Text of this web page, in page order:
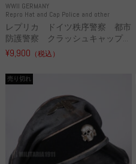
WWII GERMANY
Repro Hat and Cap Police and other
レプリカ ドイツ秩序警察 都市
防護警察 クラッシュキャップ...
¥9,900 （税込）
売り切れ